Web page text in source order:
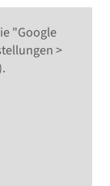
"Google
>